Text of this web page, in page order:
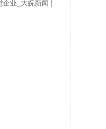
企业_大皖新闻 |